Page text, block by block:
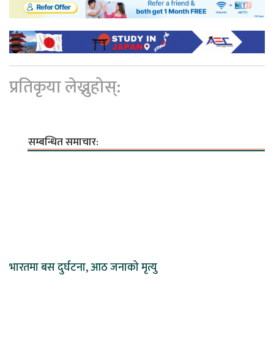
प्रतिकृया लेख्नुहोस्:
सम्बन्धित समाचार:
भारतमा बस दुर्घटना, आठ जनाको मृत्यु